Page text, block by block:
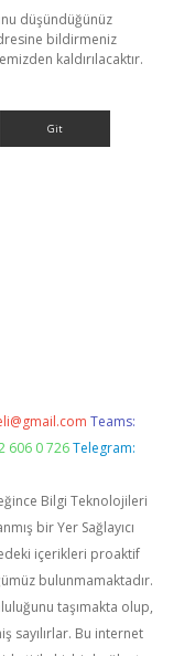
düşündüğünüz
bildirmeniz
kaldırılacaktır.
Teams:
606 0 726 Telegram:
Bilgi Teknolojileri
bir Yer Sağlayıcı
içerikleri proaktif
bulunmamaktadır.
taşımakta olup,
sayılırlar. Bu internet